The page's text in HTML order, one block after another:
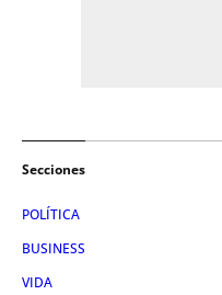
Secciones
POLÍTICA
BUSINESS
VIDA